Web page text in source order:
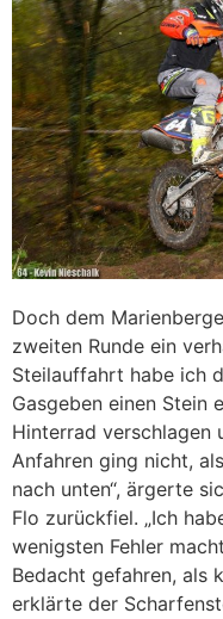
Doch dem
zweiten Runde ein
Steilauffahrt habe ich
Gasgeben einen Stein
Hinterrad verschlagen
Anfahren ging nicht,
nach unten“, ärgerte
Flo zurückfiel. „Ich
wenigsten Fehler
Bedacht gefahren, als
erklärte der